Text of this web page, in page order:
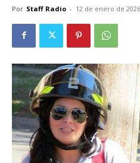
Por Staff Radio - 12 de enero de 2026